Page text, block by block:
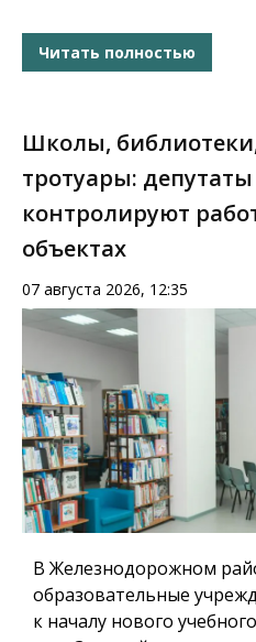
Читать полностью
Школы,
тротуары:
контролируют
объектах
07 августа 2026, 12:35
В Железнодорожном
образовательные
к началу нового